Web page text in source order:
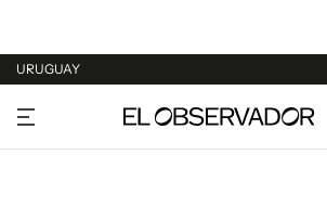
URUGUAY
URUGUAY
ARGENTINA